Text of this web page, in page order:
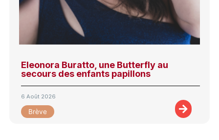
Eleonora Buratto, une Butterfly au
secours des enfants papillons
6 Août 2026
Brève